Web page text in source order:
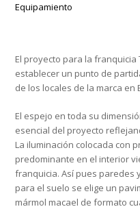
Equipamiento
El proyecto para la
establecer un punto de
de los locales de la marca en
El espejo en toda su
esencial del proyecto
La iluminación colocada con
predominante en el interior
franquicia. Así pues paredes
para el suelo se elige un
mármol macael de formato